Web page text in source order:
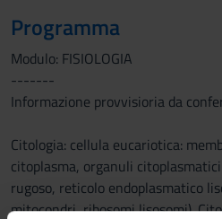
Programma
Modulo: FISIOLOGIA
-------
Informazione provvisioria da
Citologia: cellula eucariotica:
citoplasma, organuli
rugoso, reticolo endoplasmatico
mitocondri, ribosomi lisosomi).